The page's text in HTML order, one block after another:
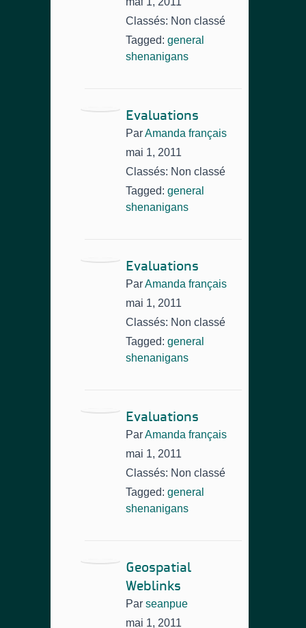
Classés: Non classé
Tagged: general
shenanigans
Evaluations
ParAmanda français
mai 1, 2011
Classés: Non classé
Tagged: general
shenanigans
Evaluations
ParAmanda français
mai 1, 2011
Classés: Non classé
Tagged: general
shenanigans
Evaluations
ParAmanda français
mai 1, 2011
Classés: Non classé
Tagged: general
shenanigans
Geospatial
Weblinks
Par seanpue
mai 1, 2011